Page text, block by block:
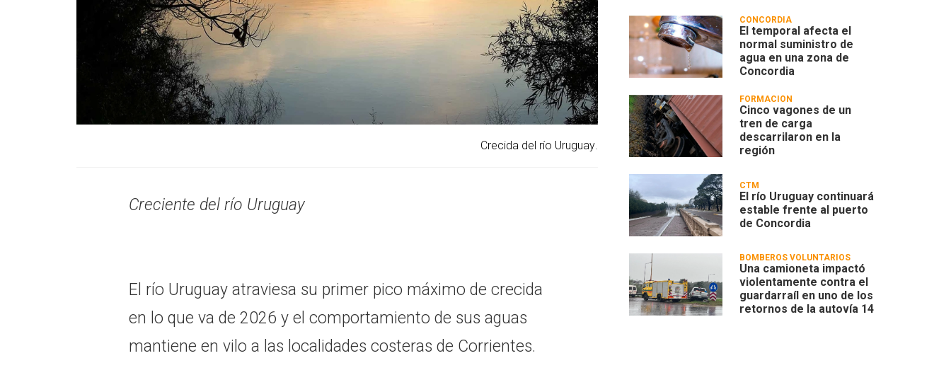
Crecida del río Uruguay.
Creciente del río Uruguay
El río Uruguay atraviesa su primer pico máximo de crecida
en lo que va de 2026 y el comportamiento de sus aguas
mantiene en vilo a las localidades costeras de Corrientes.
CONCORDIA
El temporal afecta el
normal suministro de
agua en una zona de
Concordia
FORMACIÓN
Cinco vagones de un
tren de carga
descarrilaron en la
región
CTM
El río Uruguay continuará
estable frente al puerto
de Concordia
BOMBEROS VOLUNTARIOS
Una camioneta impactó
violentamente contra el
guardarraíl en uno de los
retornos de la autovía 14